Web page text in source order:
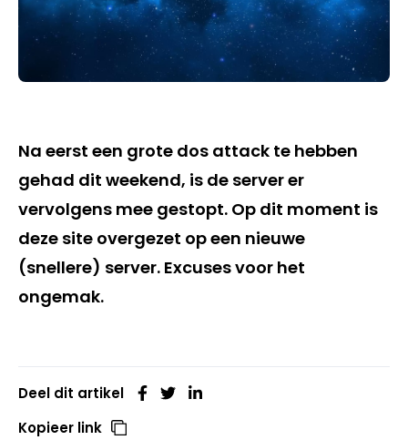
Na eerst een grote dos attack te hebben
gehad dit weekend, is de server er
vervolgens mee gestopt. Op dit moment is
deze site overgezet op een nieuwe
(snellere) server. Excuses voor het
ongemak.
Deel dit artikel
Kopieer link